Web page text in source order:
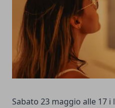
Sabato 23 maggio alle 17